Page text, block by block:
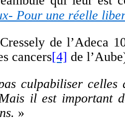
Pour une réelle
de l’Adeca
cancers[4] de
culpabiliser celles
il est important
. »